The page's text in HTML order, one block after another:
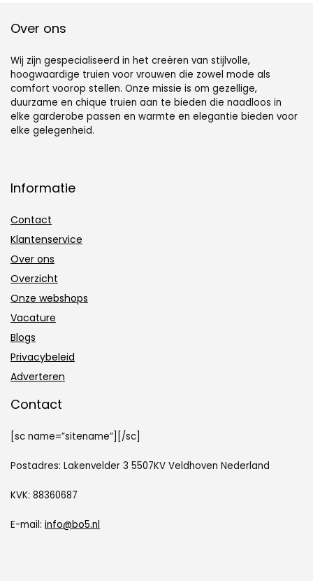
Over ons
Wij zijn gespecialiseerd in het creëren van stijlvolle,
hoogwaardige truien voor vrouwen die zowel mode als
comfort voorop stellen. Onze missie is om gezellige,
duurzame en chique truien aan te bieden die naadloos in
elke garderobe passen en warmte en elegantie bieden voor
elke gelegenheid.
Informatie
Contact
Klantenservice
Over ons
Overzicht
Onze webshops
Vacature
Blogs
Privacybeleid
Adverteren
Contact
[sc name=”sitename”][/sc]
Postadres: Lakenvelder 3 5507KV Veldhoven Nederland
KVK: 88360687
E-mail: info@bo5.nl